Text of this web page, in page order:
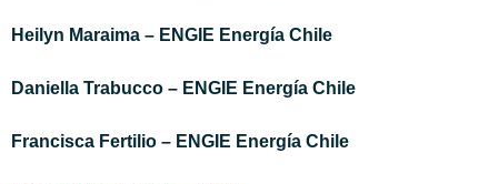
Heilyn Maraima – ENGIE Energía Chile
Daniella Trabucco – ENGIE Energía Chile
Francisca Fertilio – ENGIE Energía Chile